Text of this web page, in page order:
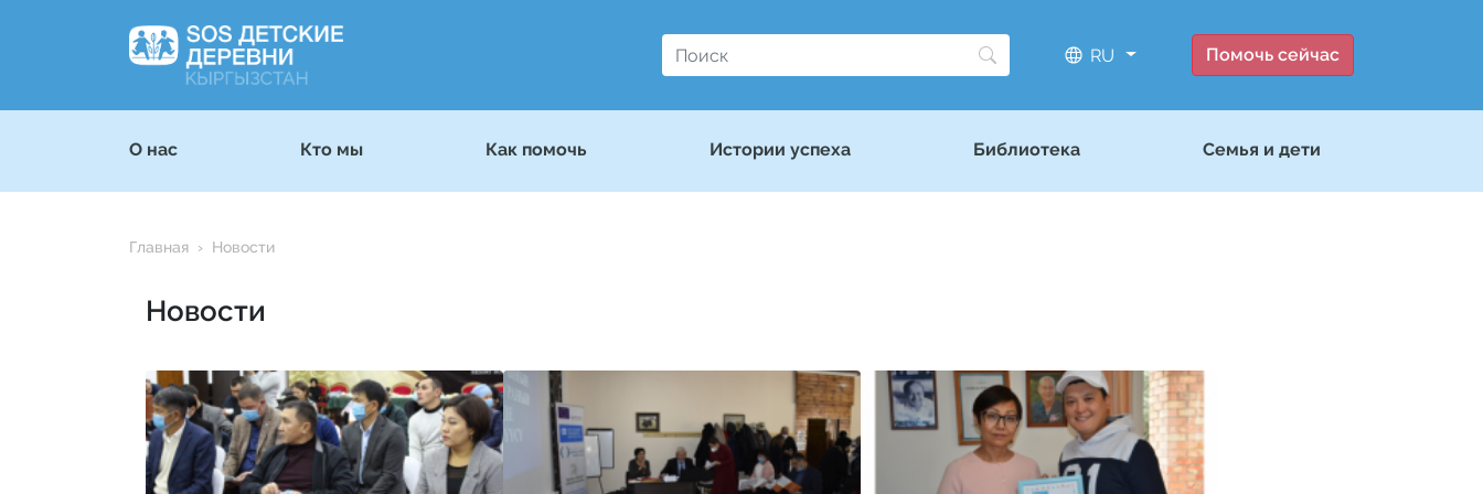
RU Помочь сейчас
О нас Кто мы Как помочь Истории успеха Библиотека Семья и дети
Главная Новости
Новости